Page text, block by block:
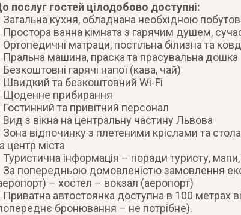
послуг гостей цілодобово доступні:
Загальна кухня, обладнана необхідною
Простора ванна кімната з гарячим душем,
Ортопедичні матраци, постільна білизна та
Пральна машина, праска та прасувальна дошка
Безкоштовні гарячі напої (кава, чай)
Швидкий та безкоштовний Wi-Fi
Щоденне прибирання
Гостинний та привітний персонал
Вид з вікна на центральну частину Львова
Зона відпочинку з плетеними кріслами та
центр міста
Туристична інформація – поради туристу, мапи,
За попередньою домовленістю замовлення
– хостел – вокзал (аеропорт)
Приватна автостоянка доступна в 100 метрах
бронювання – не потрібне).